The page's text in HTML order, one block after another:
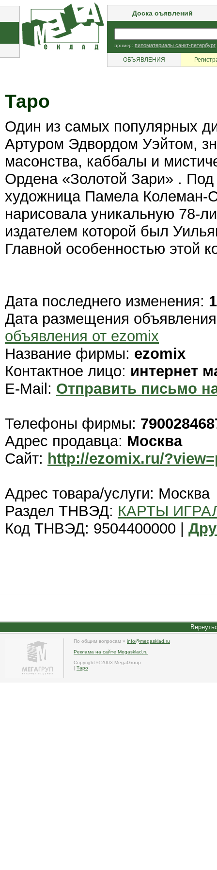
Доска оъявлений
пример: пиломатериалы санкт-петербург
ОБЪЯВЛЕНИЯ
Таро
Один из самых популярных
Артуром Эдвордом Уэйтом,
масонства, каббалы и
Ордена «Золотой Зари» . Под
художница Памела Колеман-
нарисовала уникальную 78-
издателем которой был
Главной особенностью этой
Дата последнего изменения:
Дата размещения
объявления от ezomix
Название фирмы: ezomix
Контактное лицо: интернет
E-Mail: Отправить письмо
Телефоны фирмы:
Адрес продавца: Москва
Сайт: http://ezomix.ru/
Адрес товара/услуги: Москва
Раздел ТНВЭД: КАРТЫ
Код ТНВЭД: 9504400000 |
По общим вопросам » info@megasklad.ru
Реклама на сайте Megasklad.ru
Copyright © 2003 MegaGroup
| Таро